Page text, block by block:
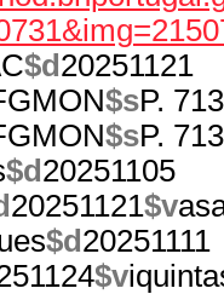
$d 20251121
$sP.
$sP.
$d 20251105
20251121$v
$d 20251111
$v